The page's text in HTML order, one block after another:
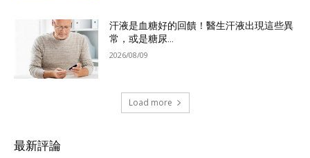
汗液是血糖好的回饋！醫生汗液出現這些異
常，或是糖尿...
2026/08/09
Load more
最新評論